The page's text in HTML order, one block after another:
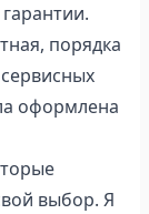
порядка
оформлена
выбор. Я